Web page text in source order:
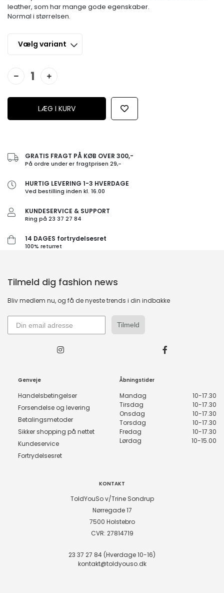
leather, som har mange gode egenskaber.
Normal i størrelsen.
GRATIS FRAGT PÅ KØB OVER 300,-
På ordre under er fragtprisen 29,-
HURTIG LEVERING 1-3 HVERDAGE
Ved bestilling inden kl. 16.00
KUNDESERVICE & SUPPORT
Ring på 23 37 27 84
14 DAGES fortrydelsesret
100% returret
Tilmeld dig fashion news
Bliv medlem nu, og få de nyeste trends i din indbakke
Tilmeld
Genveje
Handelsbetingelser
Forsendelse og levering
Betalingsmetoder
Sikker shopping på nettet
Kundeservice
Fortrydelsesret
Åbningstider
Mandag
10-17.30
Tirsdag
10-17.30
Onsdag
10-17.30
Torsdag
10-17.30
Fredag
10-17.30
Lørdag
10-15.00
KONTAKT
ToldYouSo v/Trine Sondrup
Nørregade 17
7500 Holstebro
CVR: 27814719
23 37 27 84 (Hverdage 10-16)
kontakt@toldyouso.dk